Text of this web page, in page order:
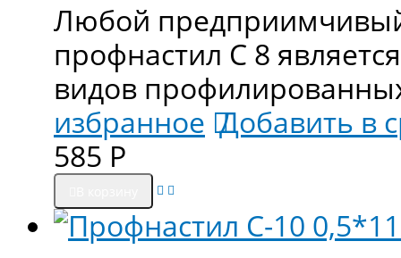
Любой
профнастил С 8
видов
избранное Добавить в
585 Р